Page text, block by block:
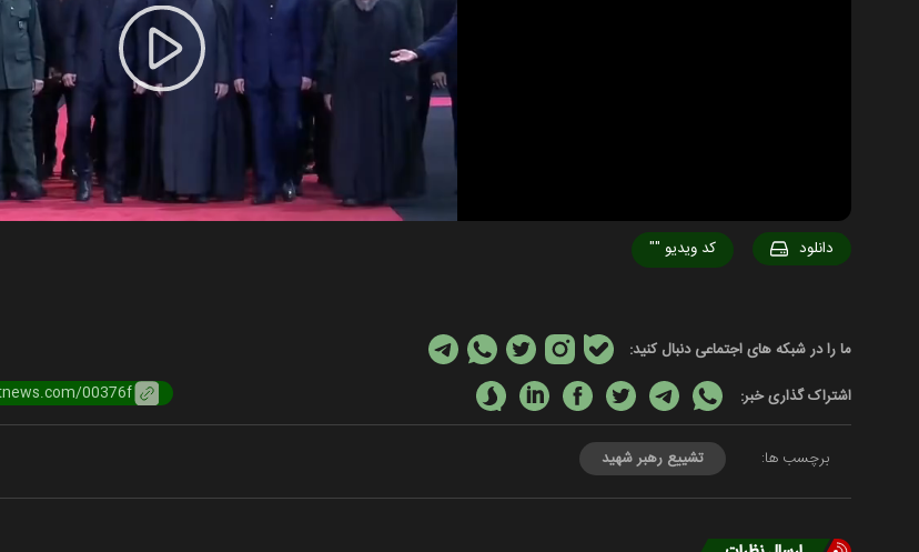
Play
Video
"" کد ویدیو دانلود
ما را در شبکه های اجتماعی دنبال کنید:
اشتراک گذاری خبر:
برچسب ها: تشییع رهبر شهید